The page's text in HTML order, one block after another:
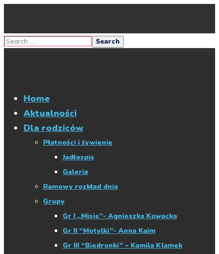
Home
Aktualności
Dla rodziców
Płatności i żywienie
Jadłospis
Galeria
Ramowy rozkład dnia
Grupy
Gr I „Misie”- Agnieszka Kowacka
Gr II “Motylki”- Anna Kaim
Gr III “Biedronki” – Kamila Klamek